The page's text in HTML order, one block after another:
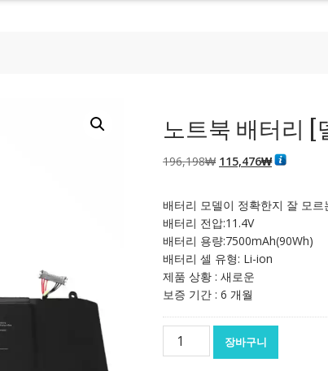
노트북 배터리 [
196,198₩ 원
격:
196,198₩
115,476₩현
격:
배터리 모델이 정확한지 잘 모
배터리 전압:11.4V
배터리 용량:7500mAh(90Wh)
배터리 셀 유형: Li-ion
제품 상황 : 새로운
보증 기간 : 6 개월
장바구니